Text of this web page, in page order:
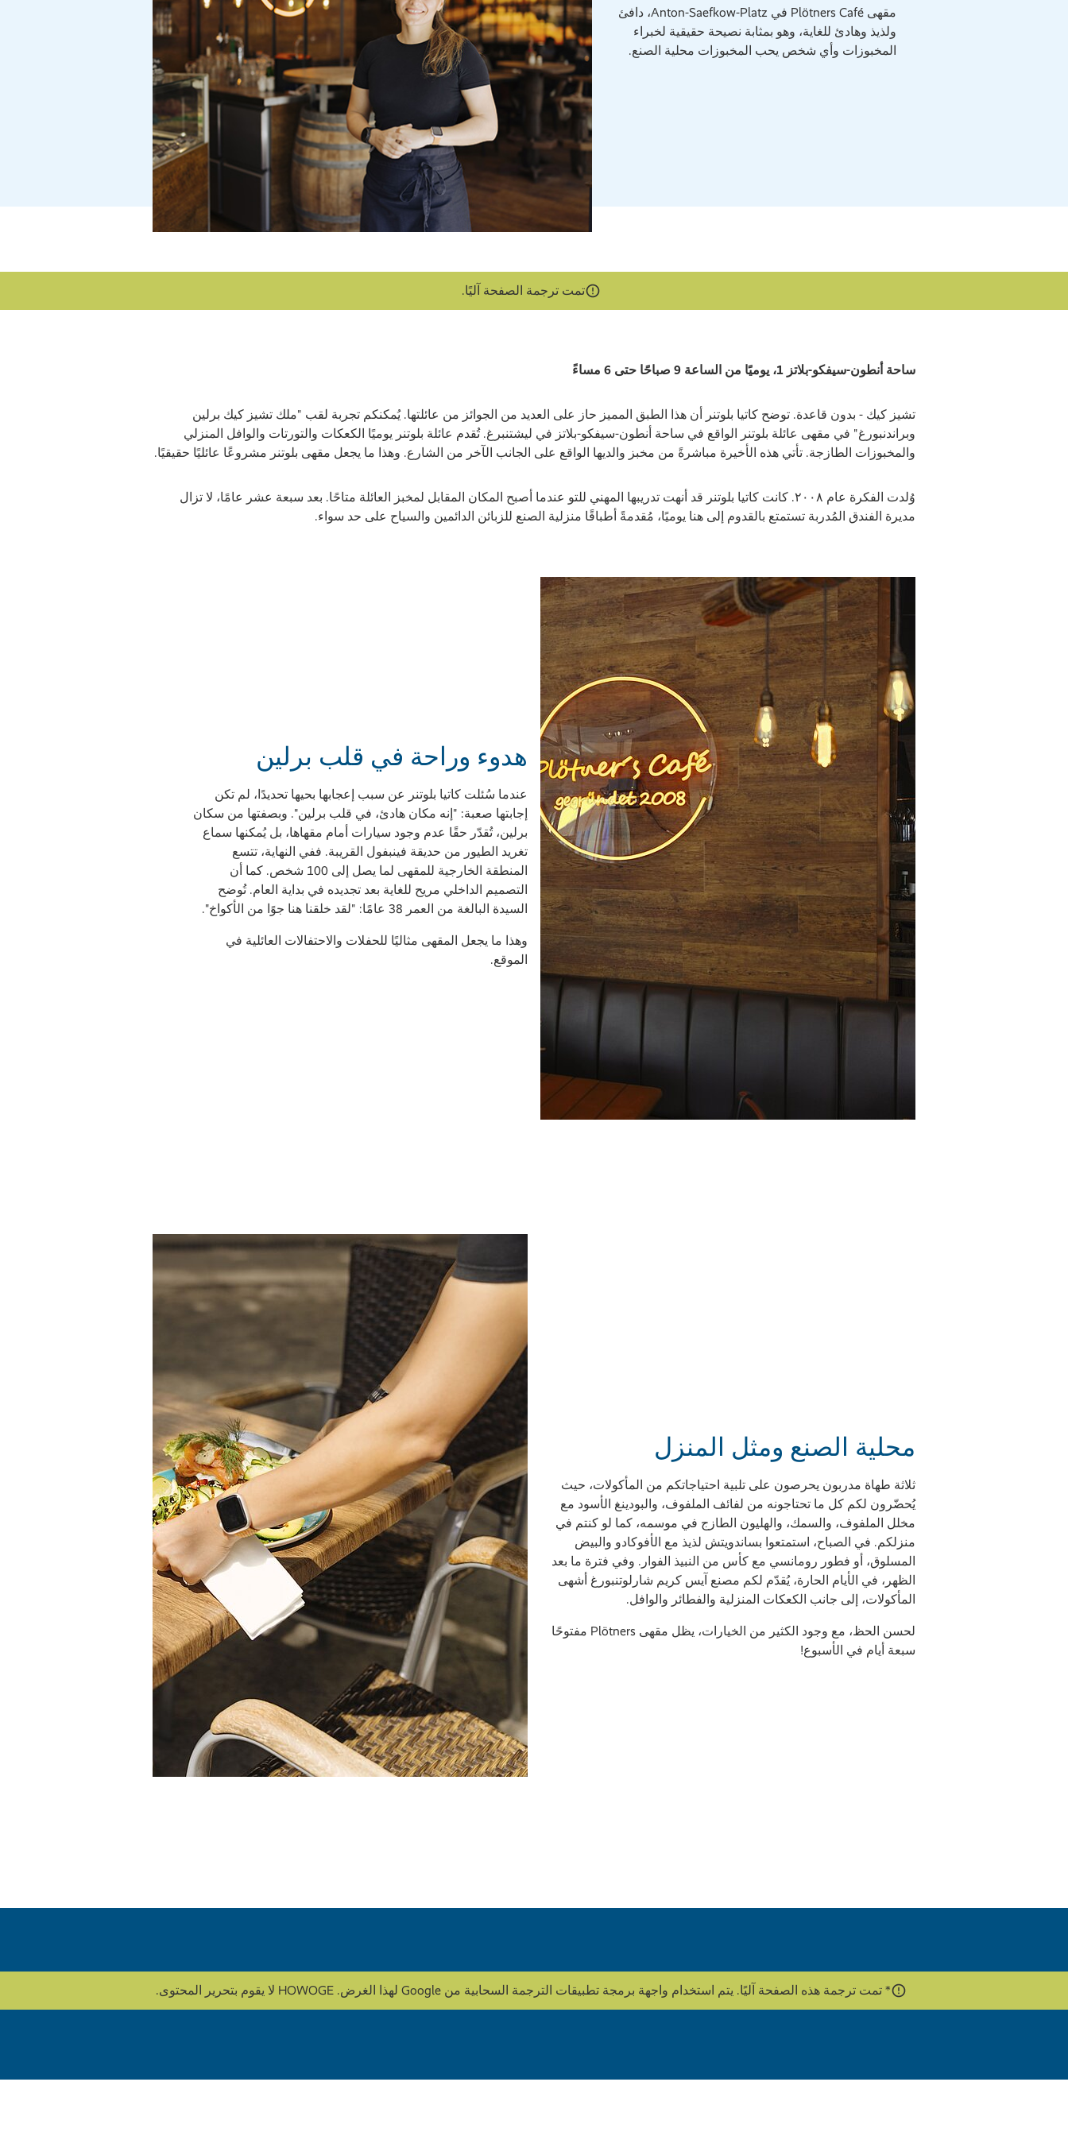
مقهى Plötners Café في Anton-Saefkow-Platz، دافئ
ولذيذ وهادئ للغاية، وهو بمثابة نصيحة حقيقية لخبراء
المخبوزات وأي شخص يحب المخبوزات محلية الصنع.
تمت ترجمة الصفحة آليًا.
ساحة أنطون-سيفكو-بلاتز 1، يوميًا من الساعة 9 صباحًا حتى 6 مساءً
تشيز كيك - بدون قاعدة. توضح كاتيا بلوتنر أن هذا الطبق المميز حاز على العديد من الجوائز من عائلتها. يُمكنكم تجربة لقب "ملك تشيز كيك برلين
وبراندنبورغ" في مقهى عائلة بلوتنر الواقع في ساحة أنطون-سيفكو-بلاتز في ليشتنبرغ. تُقدم عائلة بلوتنر يوميًا الكعكات والتورتات والوافل المنزلي
والمخبوزات الطازجة. تأتي هذه الأخيرة مباشرةً من مخبز والديها الواقع على الجانب الآخر من الشارع. وهذا ما يجعل مقهى بلوتنر مشروعًا عائليًا حقيقيًا.
وُلدت الفكرة عام ٢٠٠٨. كانت كاتيا بلوتنر قد أنهت تدريبها المهني للتو عندما أصبح المكان المقابل لمخبز العائلة متاحًا. بعد سبعة عشر عامًا، لا تزال
مديرة الفندق المُدربة تستمتع بالقدوم إلى هنا يوميًا، مُقدمةً أطباقًا منزلية الصنع للزبائن الدائمين والسياح على حد سواء.
هدوء وراحة في قلب برلين
عندما سُئلت كاتيا بلوتنر عن سبب إعجابها بحيها تحديدًا، لم تكن
إجابتها صعبة: "إنه مكان هادئ، في قلب برلين". وبصفتها من سكان
برلين، تُقدّر حقًا عدم وجود سيارات أمام مقهاها، بل يُمكنها سماع
تغريد الطيور من حديقة فينبفول القريبة. ففي النهاية، تتسع
المنطقة الخارجية للمقهى لما يصل إلى 100 شخص. كما أن
التصميم الداخلي مريح للغاية بعد تجديده في بداية العام. تُوضح
السيدة البالغة من العمر 38 عامًا: "لقد خلقنا هنا جوًا من الأكواخ".
وهذا ما يجعل المقهى مثاليًا للحفلات والاحتفالات العائلية في
الموقع.
محلية الصنع ومثل المنزل
ثلاثة طهاة مدربون يحرصون على تلبية احتياجاتكم من المأكولات، حيث
يُحضّرون لكم كل ما تحتاجونه من لفائف الملفوف، والبودينغ الأسود مع
مخلل الملفوف، والسمك، والهليون الطازج في موسمه، كما لو كنتم في
منزلكم. في الصباح، استمتعوا بساندويتش لذيذ مع الأفوكادو والبيض
المسلوق، أو فطور رومانسي مع كأس من النبيذ الفوار. وفي فترة ما بعد
الظهر، في الأيام الحارة، يُقدّم لكم مصنع آيس كريم شارلوتنبورغ أشهى
المأكولات، إلى جانب الكعكات المنزلية والفطائر والوافل.
لحسن الحظ، مع وجود الكثير من الخيارات، يظل مقهى Plötners مفتوحًا
سبعة أيام في الأسبوع!
* تمت ترجمة هذه الصفحة آليًا. يتم استخدام واجهة برمجة تطبيقات الترجمة السحابية من Google لهذا الغرض. HOWOGE لا يقوم بتحرير المحتوى.